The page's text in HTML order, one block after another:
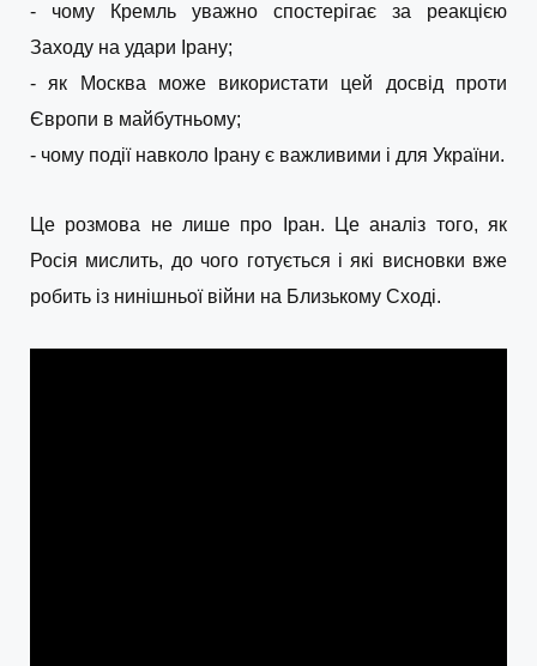
- чому Кремль уважно спостерігає за реакцією
Заходу на удари Ірану;
- як Москва може використати цей досвід проти
Європи в майбутньому;
- чому події навколо Ірану є важливими і для України.
Це розмова не лише про Іран. Це аналіз того, як
Росія мислить, до чого готується і які висновки вже
робить із нинішньої війни на Близькому Сході.